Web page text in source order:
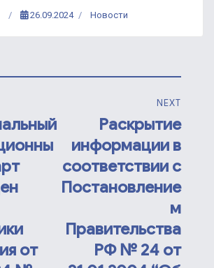
26.09.2024 Новости
от
NEXT
Раскрытие
информации в
соответствии с
Постановление
м
Правительства
РФ № 24 от